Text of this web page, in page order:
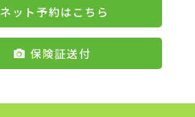
ネット予約はこちら
保険証送付